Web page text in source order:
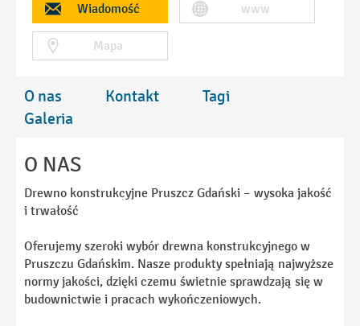
Wiadomość www
Mapa
O nas Kontakt
Tagi
Galeria
O NAS
Drewno konstrukcyjne Pruszcz Gdański – wysoka jakość
i trwałość
Oferujemy szeroki wybór drewna konstrukcyjnego w
Pruszczu Gdańskim. Nasze produkty spełniają najwyższe
normy jakości, dzięki czemu świetnie sprawdzają się w
budownictwie i pracach wykończeniowych.